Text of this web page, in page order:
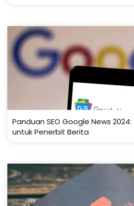
Panduan SEO Google News
untuk Penerbit Berita